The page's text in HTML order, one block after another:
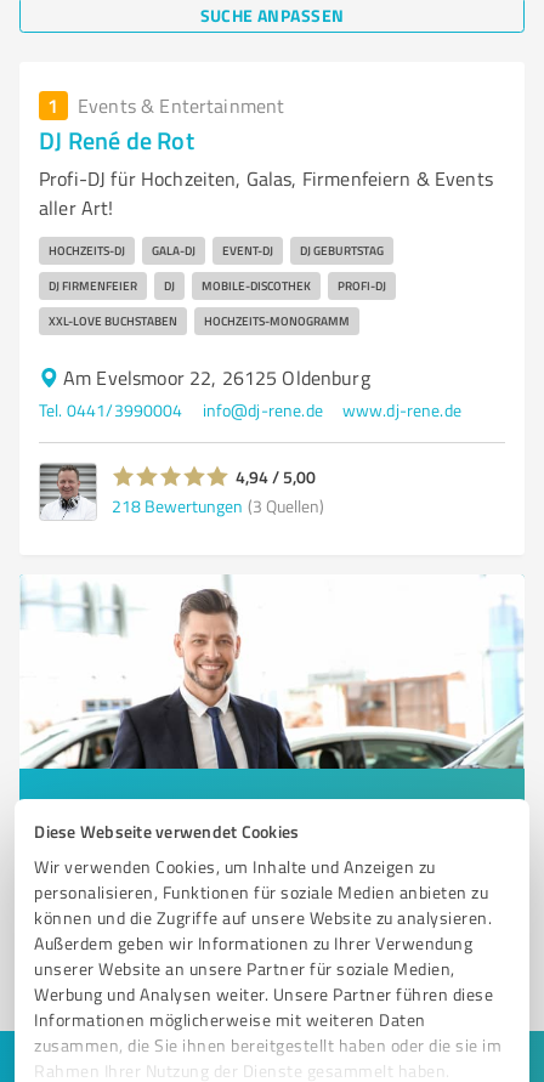
Diese Webseite verwendet Cookies
Wir verwenden Cookies, um Inhalte und Anzeigen zu
personalisieren, Funktionen für soziale Medien anbieten zu
können und die Zugriffe auf unsere Website zu analysieren.
Außerdem geben wir Informationen zu Ihrer Verwendung
unserer Website an unsere Partner für soziale Medien,
Werbung und Analysen weiter. Unsere Partner führen diese
Informationen möglicherweise mit weiteren Daten
zusammen, die Sie ihnen bereitgestellt haben oder die sie im
Rahmen Ihrer Nutzung der Dienste gesammelt haben.
SUCHE ANPASSEN
1 Events & Entertainment
DJ René de Rot
Profi-DJ für Hochzeiten, Galas, Firmenfeiern & Events
aller Art!
HOCHZEITS-DJ GALA-DJ EVENT-DJ DJ GEBURTSTAG
DJ FIRMENFEIER DJ MOBILE-DISCOTHEK PROFI-DJ
XXL-LOVE BUCHSTABEN HOCHZEITS-MONOGRAMM
Am Evelsmoor 22, 26125 Oldenburg
Tel. 0441/3990004 info@dj-rene.de www.dj-rene.de
4,94 / 5,00
218 Bewertungen (3 Quellen)
Kunden empfohlener ProvenExpert!